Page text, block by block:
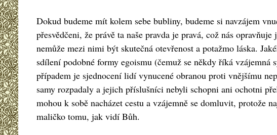
Dokud budeme mít kolem sebe bubliny, budeme si navzájem
přesvědčeni, že právě ta naše pravda je pravá, což nás
nemůže mezi nimi být skutečná otevřenost a potažmo láska.
sdílení podobné formy egoismu (čemuž se někdy říká
případem je sjednocení lidí vynucené obranou proti vnějšímu
samy rozpadaly a jejich příslušníci nebyli schopni ani ochotni
mohou k sobě nacházet cestu a vzájemně se domluvit,
maličko tomu, jak vidí Bůh.